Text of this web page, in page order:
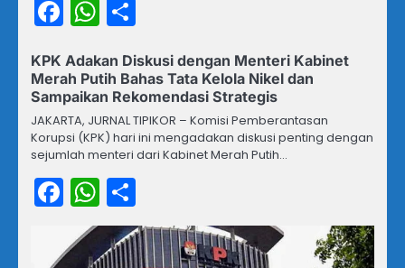
Facebook
WhatsApp
KPK Adakan Diskusi dengan Menteri Kabinet
Merah Putih Bahas Tata Kelola Nikel dan
Sampaikan Rekomendasi Strategis
JAKARTA, JURNAL TIPIKOR – Komisi Pemberantasan
Korupsi (KPK) hari ini mengadakan diskusi penting dengan
sejumlah menteri dari Kabinet Merah Putih…
Facebook
WhatsApp